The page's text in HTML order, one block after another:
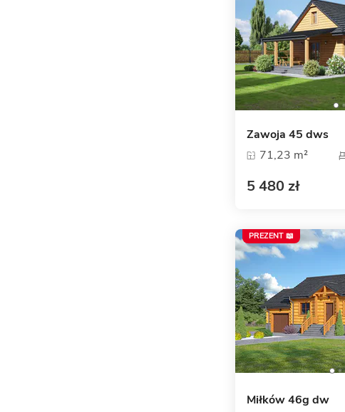
Zawoja 45 dws
71,23 m²
5 480 zł
Miłków 46g dw
PREZENT 📖